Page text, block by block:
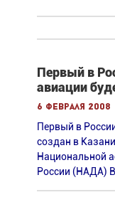
Первый в
авиации
6 февраля 2008
Первый в
создан в
Национальной
России (НАДА)